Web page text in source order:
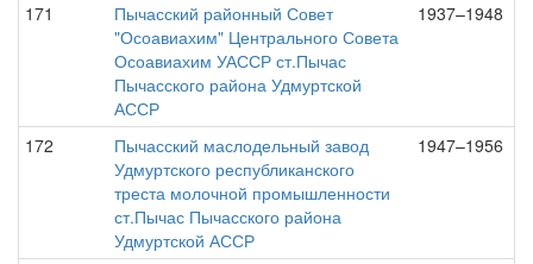
171
Пычасский районный Совет
"Осоавиахим" Центрального Совета
Осоавиахим УАССР ст.Пычас
Пычасского района Удмуртской
АССР
1937–1948
172
Пычасский маслодельный завод
Удмуртского республиканского
треста молочной промышленности
ст.Пычас Пычасского района
Удмуртской АССР
1947–1956